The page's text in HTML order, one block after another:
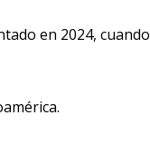
en 2024, cuando